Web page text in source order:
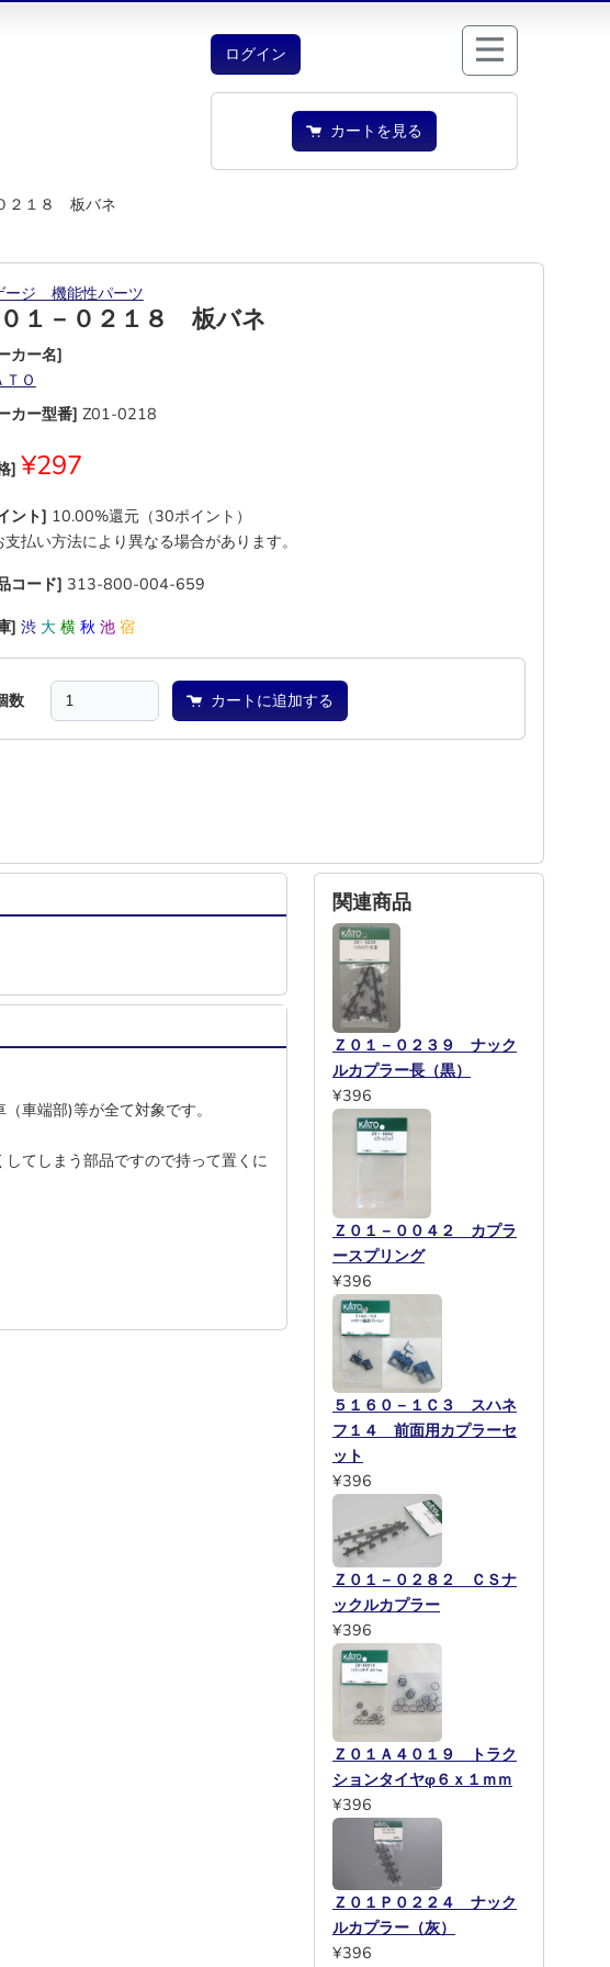
ログイン
カートを見る
２１８ 板バネ
ージ 機能性パーツ
１－０２１８ 板バネ
カー名]
ＴＯ
カー型番] Z01-0218
] ¥297
ント] 10.00%還元（30ポイント）
払い方法により異なる場合があります。
コード] 313-800-004-659
] 渋 大 横 秋 池 宿
数 カートに追加する
車端部)等が全て対象です。
てしまう部品ですので持って置くに
関連商品
Ｚ０１－０２３９ ナック
ルカプラー長（黒）
¥396
Ｚ０１－００４２ カプラ
ースプリング
¥396
５１６０－１Ｃ３ スハネ
フ１４ 前面用カプラーセ
ット
¥396
Ｚ０１－０２８２ ＣＳナ
ックルカプラー
¥396
Ｚ０１Ａ４０１９ トラク
ションタイヤφ６ｘ１ｍｍ
¥396
Ｚ０１Ｐ０２２４ ナック
ルカプラー（灰）
¥396